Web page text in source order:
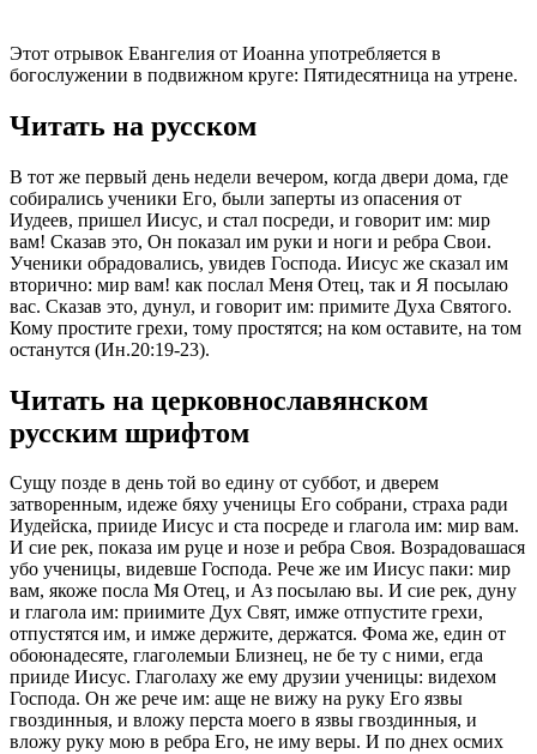
Этот отрывок Евангелия от Иоанна употребляется в
богослужении в подвижном круге: Пятидесятница на утрене.
Читать на русском
В тот же первый день недели вечером, когда двери дома, где
собирались ученики Его, были заперты из опасения от
Иудеев, пришел Иисус, и стал посреди, и говорит им: мир
вам! Сказав это, Он показал им руки и ноги и ребра Свои.
Ученики обрадовались, увидев Господа. Иисус же сказал им
вторично: мир вам! как послал Меня Отец, так и Я посылаю
вас. Сказав это, дунул, и говорит им: примите Духа Святого.
Кому простите грехи, тому простятся; на ком оставите, на том
останутся (Ин.20:19-23).
Читать на церковнославянском
русским шрифтом
Сущу позде в день той во едину от суббот, и дверем
затворенным, идеже бяху ученицы Его собрани, страха ради
Иудейска, прииде Иисус и ста посреде и глагола им: мир вам.
И сие рек, показа им руце и нозе и ребра Своя. Возрадовашася
убо ученицы, видевше Господа. Рече же им Иисус паки: мир
вам, якоже посла Мя Отец, и Аз посылаю вы. И сие рек, дуну
и глагола им: приимите Дух Свят, имже отпустите грехи,
отпустятся им, и имже держите, держатся. Фома же, един от
обоюнадесяте, глаголемыи Близнец, не бе ту с ними, егда
прииде Иисус. Глаголаху же ему друзии ученицы: видехом
Господа. Он же рече им: аще не вижу на руку Его язвы
гвоздинныя, и вложу перста моего в язвы гвоздинныя, и
вложу руку мою в ребра Его, не иму веры. И по днех осмих